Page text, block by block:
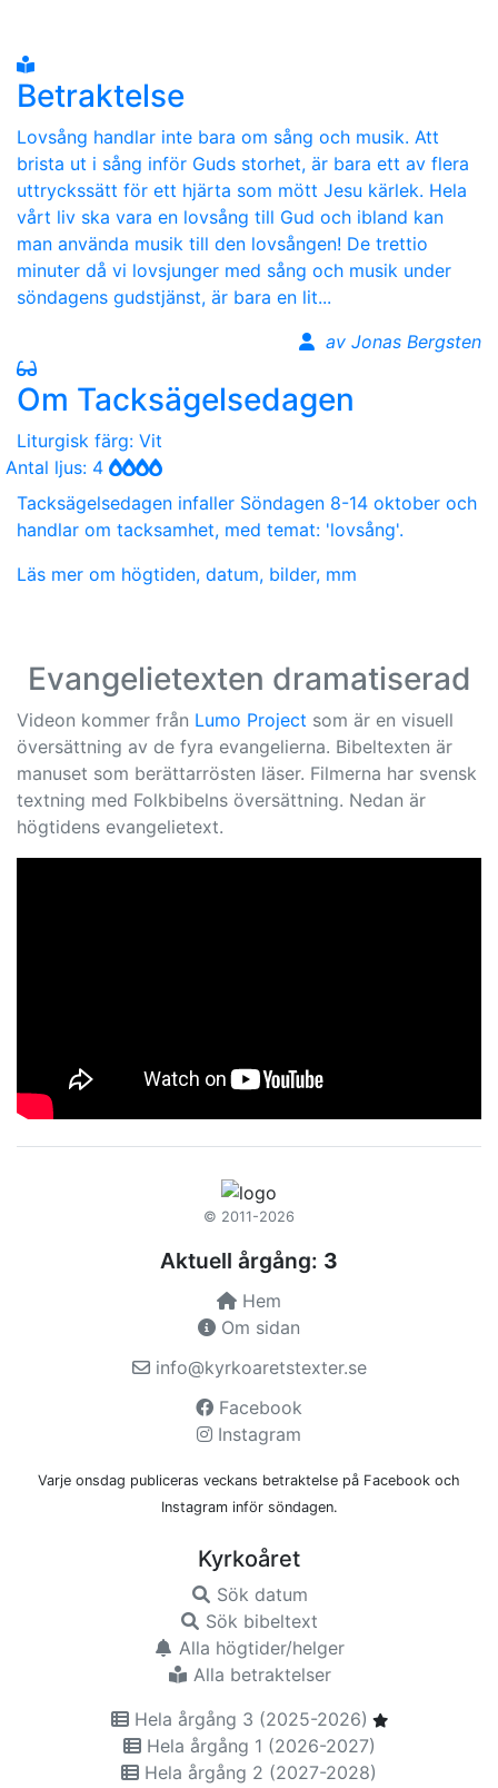
Betraktelse
Lovsång handlar inte bara om sång och musik. Att
brista ut i sång inför Guds storhet, är bara ett av flera
uttryckssätt för ett hjärta som mött Jesu kärlek. Hela
vårt liv ska vara en lovsång till Gud och ibland kan
man använda musik till den lovsången! De trettio
minuter då vi lovsjunger med sång och musik under
söndagens gudstjänst, är bara en lit...
av Jonas Bergsten
Om Tacksägelsedagen
Liturgisk färg: Vit
Antal ljus: 4
Tacksägelsedagen infaller Söndagen 8-14 oktober och
handlar om tacksamhet, med temat: 'lovsång'.
Läs mer om högtiden, datum, bilder, mm
Evangelietexten dramatiserad
Videon kommer från Lumo Project som är en visuell
översättning av de fyra evangelierna. Bibeltexten är
manuset som berättarrösten läser. Filmerna har svensk
textning med Folkbibelns översättning. Nedan är
högtidens evangelietext.
© 2011-2026
Aktuell årgång: 3
Hem
Om sidan
info@kyrkoaretstexter.se
Facebook
Instagram
Varje onsdag publiceras veckans betraktelse på Facebook och
Instagram inför söndagen.
Kyrkoåret
Sök datum
Sök bibeltext
Alla högtider/helger
Alla betraktelser
Hela årgång 3 (2025-2026)
Hela årgång 1 (2026-2027)
Hela årgång 2 (2027-2028)